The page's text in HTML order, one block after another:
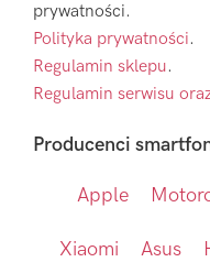
prywatności.
Polityka prywatności.
Regulamin sklepu.
Regulamin serwisu
Producenci
Apple
Xiaomi Asus